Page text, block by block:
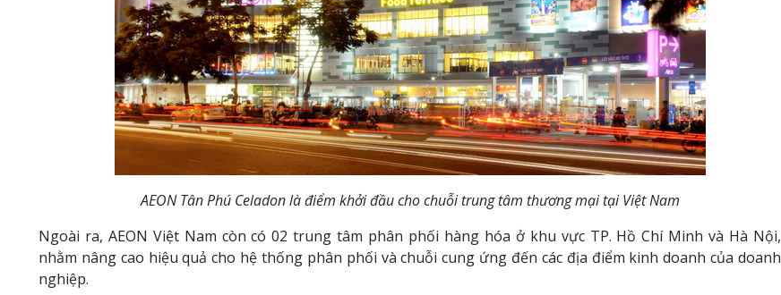
AEON Tân Phú Celadon là điểm khởi đầu cho chuỗi trung tâm thương mại tại Việt Nam
Ngoài ra, AEON Việt Nam còn có 02 trung tâm phân phối hàng hóa ở khu vực TP. Hồ Chí Minh và Hà Nội,
nhằm nâng cao hiệu quả cho hệ thống phân phối và chuỗi cung ứng đến các địa điểm kinh doanh của doanh
nghiệp.